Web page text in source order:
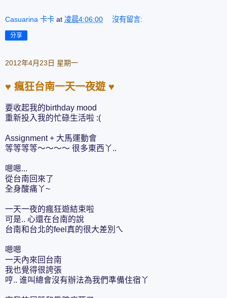
Casuarina 卡卡 at 凌晨4:06:00 沒有留言:
分享
2012年4月23日 星期一
♥ 瘋狂台南一天一夜遊 ♥
要收起我的birthday mood
重新投入我的忙碌生活啦 :(
Assignment + 大馬運動會
等等等等～～～～ 很多東西丫..
嗯嗯...
從台南回來了
全身酸痛丫~
一天一夜的瘋狂遊結束啦
可是.. 心還在台南的說
台南和台北的feel真的很大差別ㄟ
嗯嗯
一天內來回台南
我也覺得很誇張
哼.. 谁叫總會沒有辦法為我們準備住宿丫